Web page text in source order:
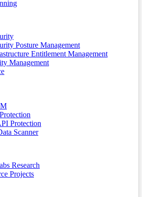
Posture Management
Entitlement Management
Management
Protection
Scanner
Research
Projects